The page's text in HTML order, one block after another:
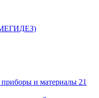
приборы и материалы 21